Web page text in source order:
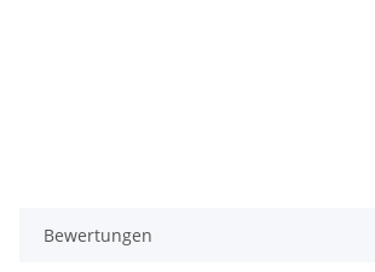
Bewertungen